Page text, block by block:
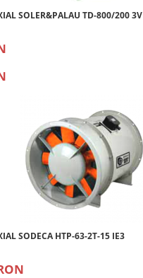
SOLER&PALAU TD-800/200 3V
SODECA HTP-63-2T-15 IE3